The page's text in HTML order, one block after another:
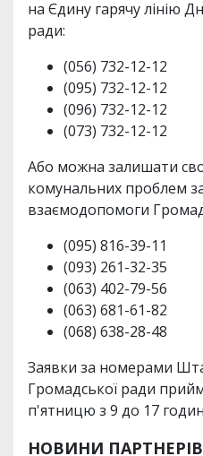
на Єдину гарячу лінію
ради:
(056) 732-12-12
(095) 732-12-12
(096) 732-12-12
(073) 732-12-12
Або можна залишати
комунальних проблем
взаємодопомоги
(095) 816-39-11
(093) 261-32-35
(063) 402-79-56
(063) 681-61-82
(068) 638-28-48
Заявки за номерами
Громадської ради
п'ятницю з 9 до 17